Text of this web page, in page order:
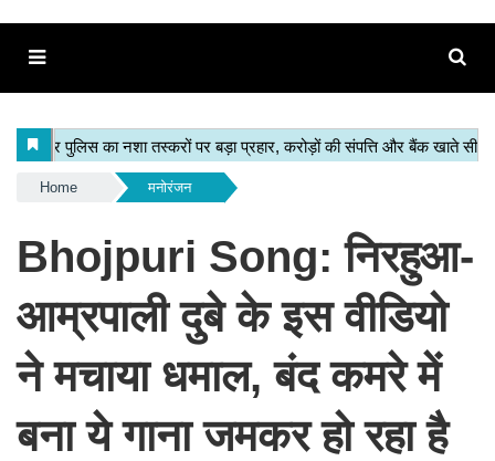
Home मनोरंजन
Bhojpuri Song: निरहुआ-
आम्रपाली दुबे के इस वीडियो
ने मचाया धमाल, बंद कमरे में
बना ये गाना जमकर हो रहा है